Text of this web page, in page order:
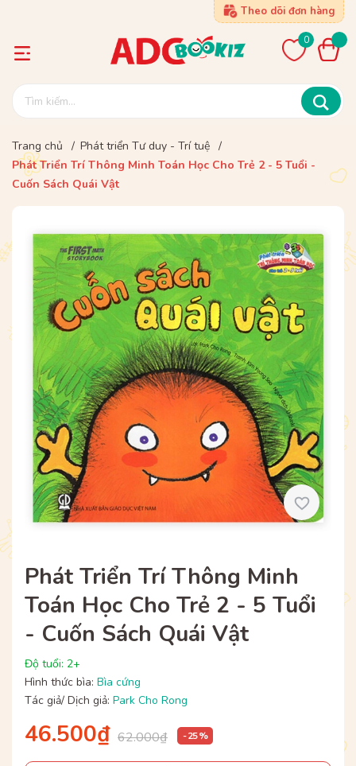
Theo dõi đơn hàng
0
Trang chủ / Phát triển Tư duy - Trí tuệ /
Phát Triển Trí Thông Minh Toán Học Cho Trẻ 2 - 5 Tuổi -
Cuốn Sách Quái Vật
Phát Triển Trí Thông Minh
Toán Học Cho Trẻ 2 - 5 Tuổi
- Cuốn Sách Quái Vật
Độ tuổi: 2+
Hình thức bìa: Bìa cứng
Tác giả/ Dịch giả: Park Cho Rong
46.500₫ 62.000₫ - 25 %